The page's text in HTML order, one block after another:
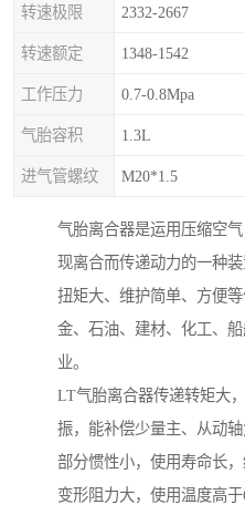
转速极限 2332-2667
转速额定 1348-1542
工作压力 0.7-0.8Mpa
气胎容积 1.3L
进气管螺纹 M20*1.5
气胎离合器是运用压缩空
现离合而传递动力的一种
扭矩大、维护简单、方便
金、石油、建材、化工、
业。
LT气胎离合器传递转矩大
振，能补偿少量主、从动
部分惯性小，使用寿命长
变形阻力大，使用温度高